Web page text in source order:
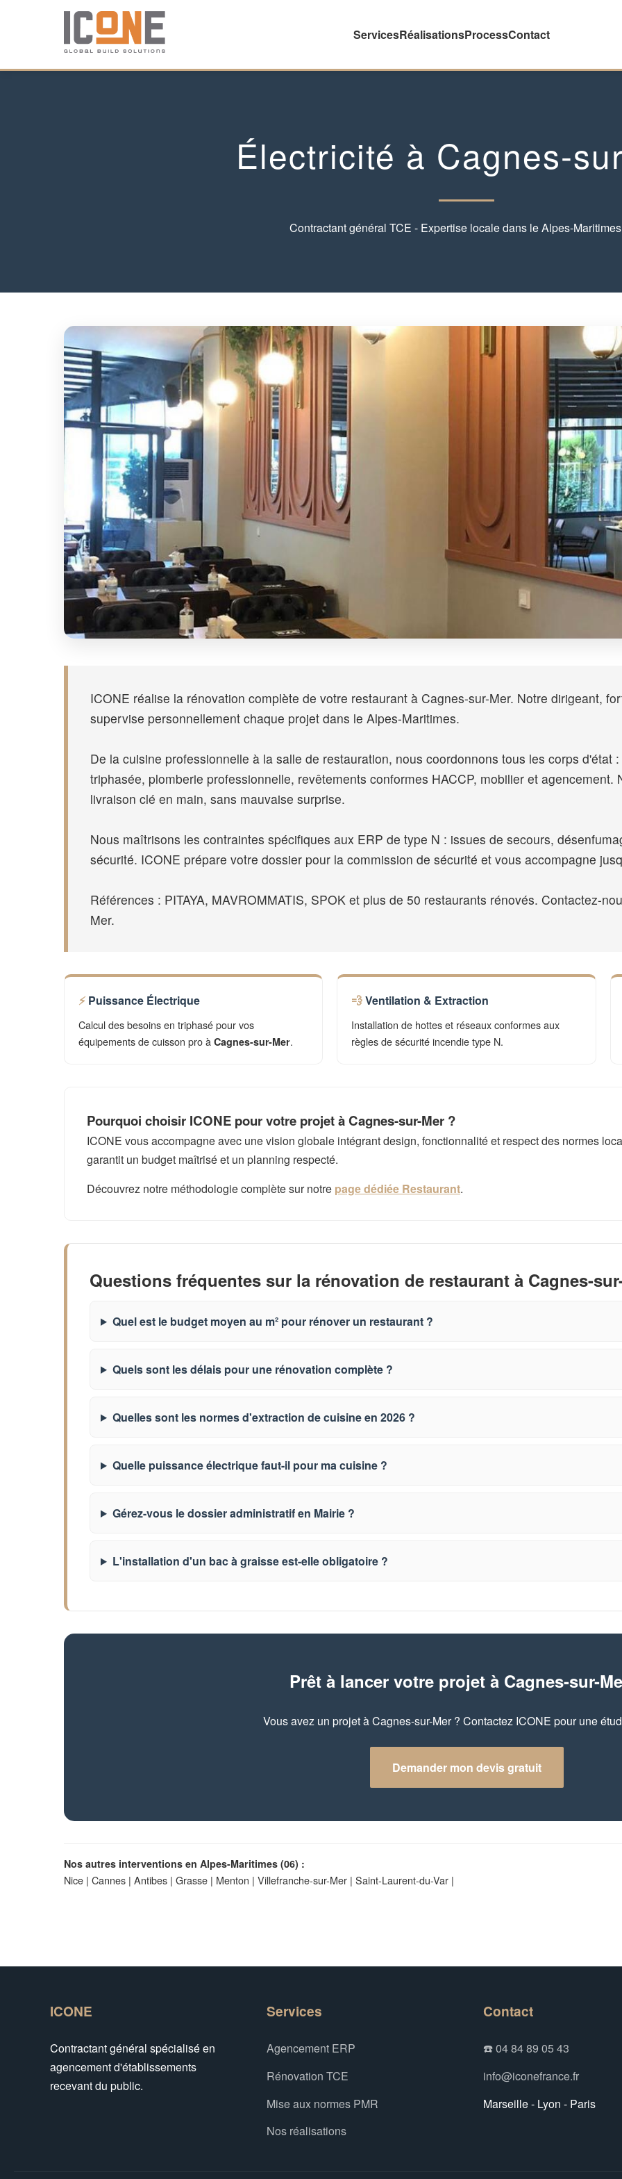
ServicesRéalisationsProcessContact
Électricité à Cagnes-
Contractant général TCE - Expertise locale dans le Alpes-
ICONE réalise la rénovation complète de votre restaurant à Cagnes-sur-Mer. Notre dirigeant,
supervise personnellement chaque projet dans le Alpes-Maritimes.
De la cuisine professionnelle à la salle de restauration, nous coordonnons tous les corps d'état
triphasée, plomberie professionnelle, revêtements conformes HACCP, mobilier et agencement.
livraison clé en main, sans mauvaise surprise.
Nous maîtrisons les contraintes spécifiques aux ERP de type N : issues de secours,
sécurité. ICONE prépare votre dossier pour la commission de sécurité et vous accompagne
Références : PITAYA, MAVROMMATIS, SPOK et plus de 50 restaurants rénovés. Contactez-
Mer.
Puissance Électrique
Calcul des besoins en triphasé pour vos
équipements de cuisson pro à Cagnes-sur-Mer.
Ventilation & Extraction
Installation de hottes et réseaux conformes aux
règles de sécurité incendie type N.
Pourquoi choisir ICONE pour votre projet à Cagnes-sur-Mer ?
ICONE vous accompagne avec une vision globale intégrant design, fonctionnalité et respect des normes
garantit un budget maîtrisé et un planning respecté.
Découvrez notre méthodologie complète sur notre page dédiée Restaurant.
Questions fréquentes sur la rénovation de restaurant à Cagnes-
Quel est le budget moyen au m² pour rénover un restaurant ?
Quels sont les délais pour une rénovation complète ?
Quelles sont les normes d'extraction de cuisine en 2026 ?
Quelle puissance électrique faut-il pour ma cuisine ?
Gérez-vous le dossier administratif en Mairie ?
L'installation d'un bac à graisse est-elle obligatoire ?
Prêt à lancer votre projet à Cagnes-sur-
Vous avez un projet à Cagnes-sur-Mer ? Contactez ICONE pour une
Demander mon devis gratuit
Nos autres interventions en Alpes-Maritimes (06) :
Nice | Cannes | Antibes | Grasse | Menton | Villefranche-sur-Mer | Saint-Laurent-du-Var |
ICONE
Contractant général spécialisé en
agencement d'établissements
recevant du public.
Services
Agencement ERP
Rénovation TCE
Mise aux normes PMR
Nos réalisations
Contact
☎️ 04 84 89 05 43
info@iconefrance.fr
Marseille - Lyon - Paris